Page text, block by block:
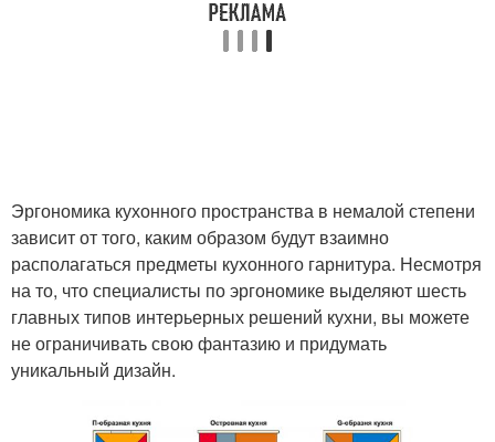
Эргономика кухонного пространства в немалой степени
зависит от того, каким образом будут взаимно
располагаться предметы кухонного гарнитура. Несмотря
на то, что специалисты по эргономике выделяют шесть
главных типов интерьерных решений кухни, вы можете
не ограничивать свою фантазию и придумать
уникальный дизайн.